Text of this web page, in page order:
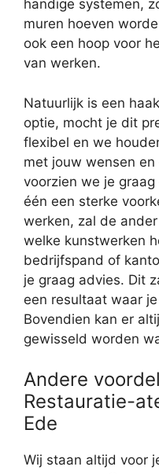
handige systemen,
muren hoeven
ook een hoop voor
van werken.
Natuurlijk is een
optie, mocht je dit
flexibel en we
met jouw wensen
voorzien we je
één een sterke
werken, zal de
welke kunstwerken
bedrijfspand of
je graag advies. Dit
een resultaat waar
Bovendien kan er
gewisseld worden
Andere
Restauratie-
Ede
Wij staan altijd voor